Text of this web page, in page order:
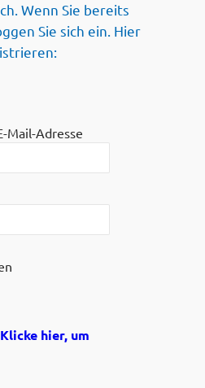
Wenn Sie bereits
Sie sich ein. Hier
Mail-Adresse
Klicke hier, um